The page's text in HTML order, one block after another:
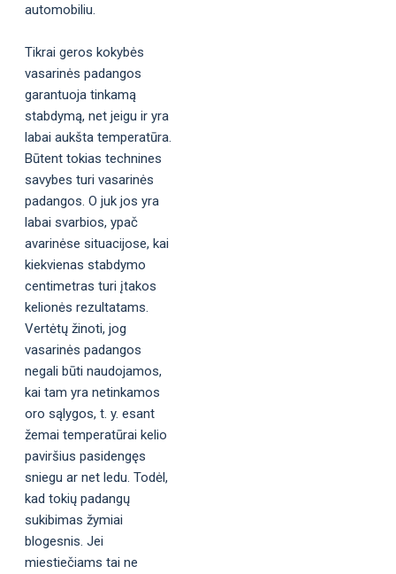
automobiliu.
Tikrai geros kokybės
vasarinės padangos
garantuoja tinkamą
stabdymą, net jeigu ir yra
labai aukšta temperatūra.
Būtent tokias technines
savybes turi vasarinės
padangos. O juk jos yra
labai svarbios, ypač
avarinėse situacijose, kai
kiekvienas stabdymo
centimetras turi įtakos
kelionės rezultatams.
Vertėtų žinoti, jog
vasarinės padangos
negali būti naudojamos,
kai tam yra netinkamos
oro sąlygos, t. y. esant
žemai temperatūrai kelio
paviršius pasidengęs
sniegu ar net ledu. Todėl,
kad tokių padangų
sukibimas žymiai
blogesnis. Jei
miestiečiams tai ne